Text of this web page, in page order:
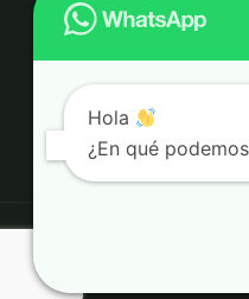
Hola
¿En qué